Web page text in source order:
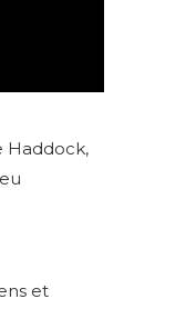
Haddock,
et